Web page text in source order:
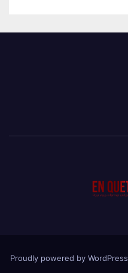
Proudly powered by WordPress